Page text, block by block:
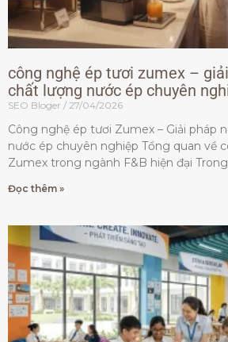
công nghệ ép tươi zumex –
chất lượng nước ép chuyên
SEO Bloger 27/04/2026
Công nghệ ép tươi Zumex – Giải pháp
nước ép chuyên nghiệp Tổng quan về
Zumex trong ngành F&B hiện đại Trong
Đọc thêm »